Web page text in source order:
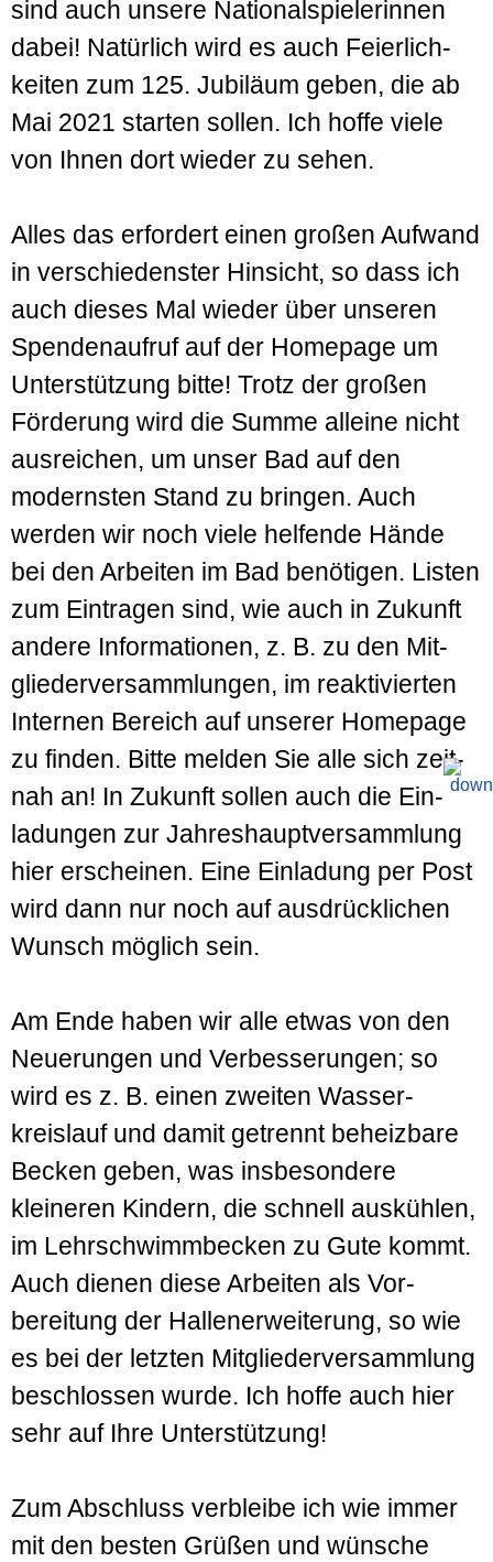
sind auch unsere National­spielerinnen
dabei! Natürlich wird es auch Feier­lich­
keiten zum 125. Jubiläum geben, die ab
Mai 2021 starten sollen. Ich hoffe viele
von Ihnen dort wieder zu sehen.
Alles das erfordert einen großen Aufwand
in verschie­denster Hinsicht, so dass ich
auch dieses Mal wieder über unseren
Spenden­aufruf auf der Home­page um
Unter­stützung bitte! Trotz der großen
Förderung wird die Summe alleine nicht
aus­reichen, um unser Bad auf den
modernsten Stand zu bringen. Auch
werden wir noch viele helfende Hände
bei den Arbeiten im Bad benötigen. Listen
zum Ein­tragen sind, wie auch in Zukunft
andere Informationen, z. B. zu den Mit­
glieder­ver­sammlungen, im re­aktivierten
Internen Bereich auf unserer Home­page
zu finden. Bitte melden Sie alle sich zeit­
nah an! In Zukunft sollen auch die Ein­
ladungen zur Jahres­haupt­versammlung
hier erscheinen. Eine Ein­ladung per Post
wird dann nur noch auf aus­drücklichen
Wunsch möglich sein.
Am Ende haben wir alle etwas von den
Neuerungen und Ver­besserungen; so
wird es z. B. einen zweiten Wasser­
kreislauf und damit getrennt beheizbare
Becken geben, was insbesondere
kleineren Kindern, die schnell aus­kühlen,
im Lehr­schwimm­becken zu Gute kommt.
Auch dienen diese Arbeiten als Vor­
bereitung der Hallen­erweiterung, so wie
es bei der letzten Mit­glieder­versammlung
be­schlossen wurde. Ich hoffe auch hier
sehr auf Ihre Unter­stützung!
Zum Abschluss verbleibe ich wie immer
mit den besten Grüßen und wünsche